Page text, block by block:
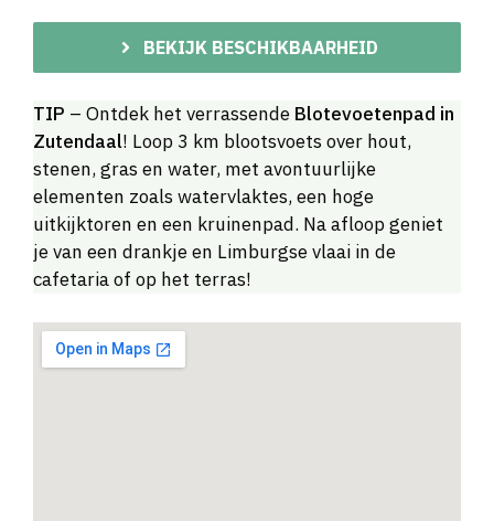
BEKIJK BESCHIKBAARHEID
TIP – Ontdek het verrassende Blotevoetenpad in
Zutendaal! Loop 3 km blootsvoets over hout,
stenen, gras en water, met avontuurlijke
elementen zoals watervlaktes, een hoge
uitkijktoren en een kruinenpad. Na afloop geniet
je van een drankje en Limburgse vlaai in de
cafetaria of op het terras!